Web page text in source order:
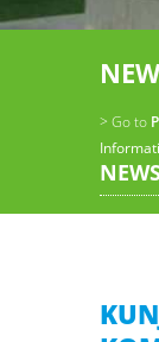
> Go to